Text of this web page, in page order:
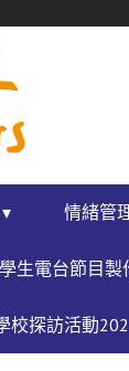
情緒管
生電台節目
校探訪活動